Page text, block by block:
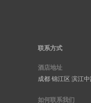
联系方式
酒店地址
成都 锦江区 滨江中
如何联系我们